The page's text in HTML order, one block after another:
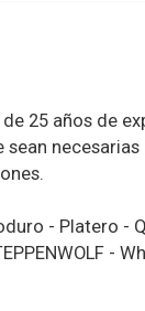
25 años de
- Platero -
-